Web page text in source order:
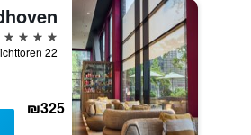
4 כוכבים
₪325